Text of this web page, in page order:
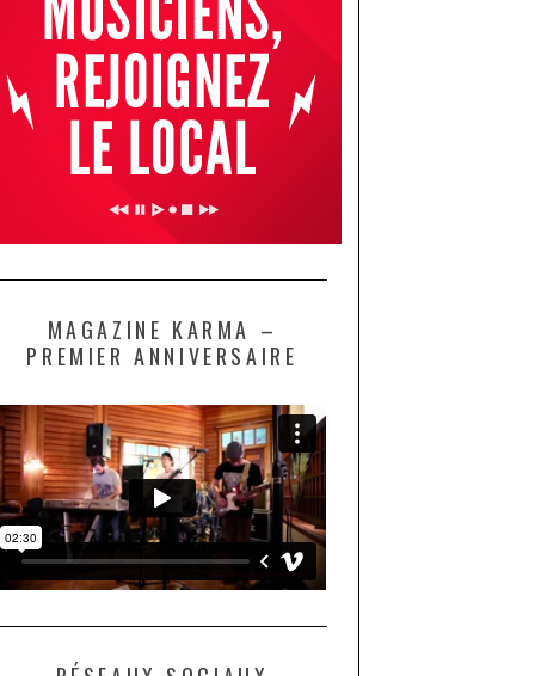
MAGAZINE KARMA –
PREMIER ANNIVERSAIRE